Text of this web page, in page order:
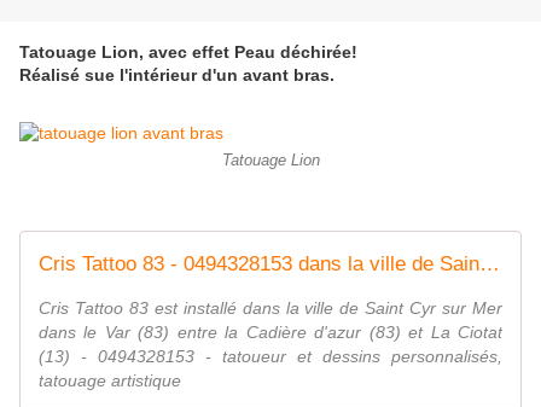
Tatouage Lion, avec effet Peau déchirée!
Réalisé sue l'intérieur d'un avant bras.
Tatouage Lion
Cris Tattoo 83 - 0494328153 dans la ville de Saint Cyr sur Mer dans le Var. Tatouage artistique, dessins personnalisés
Cris Tattoo 83 est installé dans la ville de Saint Cyr sur Mer
dans le Var (83) entre la Cadière d'azur (83) et La Ciotat
(13) - 0494328153 - tatoueur et dessins personnalisés,
tatouage artistique